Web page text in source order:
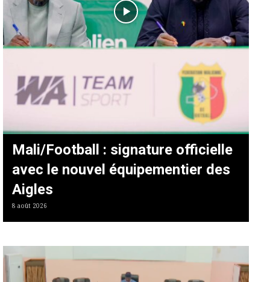
Mali/Football : signature officielle
avec le nouvel équipementier des
Aigles
8 août 2026